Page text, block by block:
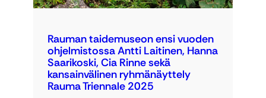
Rauman taidemuseon ensi vuoden
ohjelmistossa Antti Laitinen, Hanna
Saarikoski, Cia Rinne sekä
kansainvälinen ryhmänäyttely
Rauma Triennale 2025